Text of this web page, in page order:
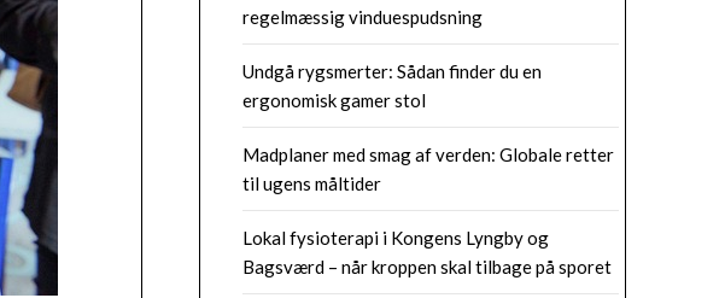
regelmæssig vinduespudsning
Undgå rygsmerter: Sådan finder du en
ergonomisk gamer stol
Madplaner med smag af verden: Globale retter
til ugens måltider
Lokal fysioterapi i Kongens Lyngby og
Bagsværd – når kroppen skal tilbage på sporet